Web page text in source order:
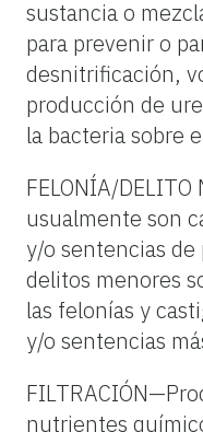
sustancia o
para prevenir o
desnitrificación,
producción de
la bacteria sobre
FELONÍA/
usualmente son
y/o sentencias
delitos menores
las felonías y
y/o sentencias
nutrientes